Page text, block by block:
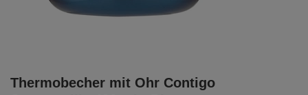
Thermobecher mit Ohr Contigo